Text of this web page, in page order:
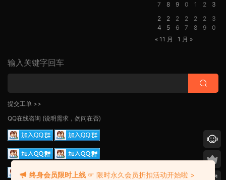
7
8
9
0
1
2
3
2
4
2
5
2
6
2
7
2
8
2
9
3
0
« 11 月
1 月 »
输入关键字回车
提交工单 >>
QQ在线咨询 (说明需求，勿问在否)
终身会员限时上线 ☞ 限时永久会员折扣活动开始啦 >